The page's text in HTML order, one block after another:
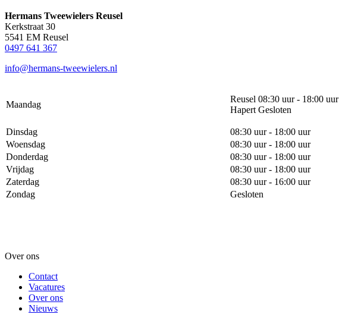
Hermans Tweewielers Reusel
Kerkstraat 30
5541 EM Reusel
0497 641 367
info@hermans-tweewielers.nl
Maandag
Reusel 08:30 uur - 18:00 uur
Hapert Gesloten
Dinsdag
08:30 uur - 18:00 uur
Woensdag
08:30 uur - 18:00 uur
Donderdag
08:30 uur - 18:00 uur
Vrijdag
08:30 uur - 18:00 uur
Zaterdag
08:30 uur - 16:00 uur
Zondag
Gesloten
Over ons
Contact
Vacatures
Over ons
Nieuws